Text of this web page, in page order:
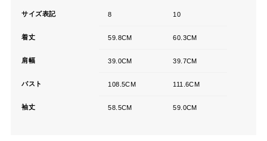
サイズ表記 8 10
着丈 59.8CM 60.3CM
肩幅 39.0CM 39.7CM
バスト 108.5CM 111.6CM
袖丈 58.5CM 59.0CM